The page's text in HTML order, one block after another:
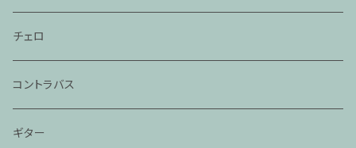
チェロ
コントラバス
ギター